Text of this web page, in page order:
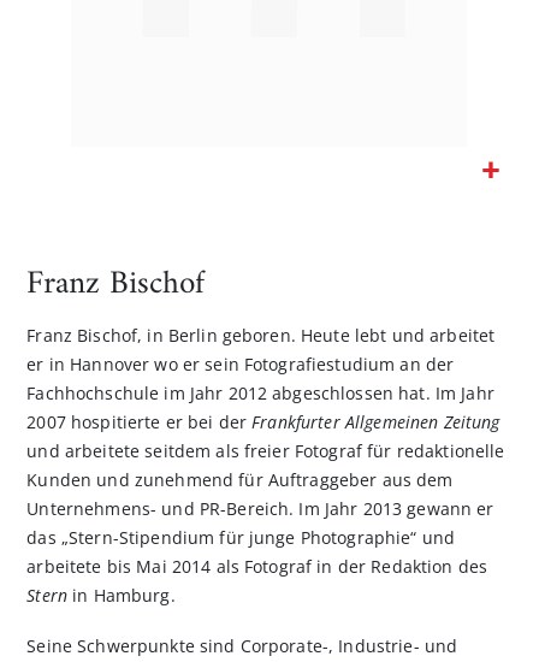
Bildgalerie
Franz Bischof
Franz Bischof, in Berlin geboren. Heute lebt und arbeitet
er in Hannover wo er sein Fotografiestudium an der
Fachhochschule im Jahr 2012 abgeschlossen hat. Im Jahr
2007 hospitierte er bei der Frankfurter Allgemeinen Zeitung
und arbeitete seitdem als freier Fotograf für redaktionelle
Kunden und zunehmend für Auftraggeber aus dem
Unternehmens- und PR-Bereich. Im Jahr 2013 gewann er
das „Stern-Stipendium für junge Photographie“ und
arbeitete bis Mai 2014 als Fotograf in der Redaktion des
Sternin Hamburg.
Seine Schwerpunkte sind Corporate-, Industrie- und